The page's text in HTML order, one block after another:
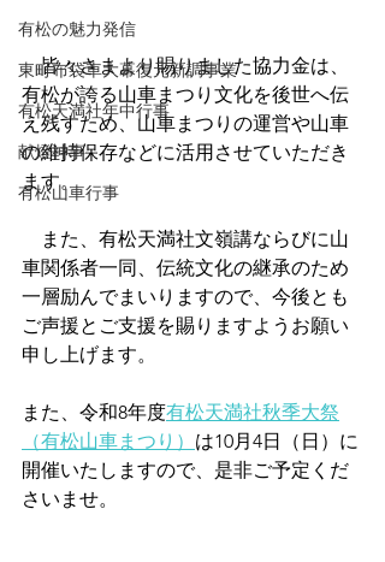
有松の魅力発信
東町布袋車大幕復元新調事業
有松天満社年中行事
献燈神事
有松山車行事
皆々さまより賜りました協力金は、
有松が誇る山車まつり文化を後世へ伝
え残すため、山車まつりの運営や山車
の維持保存などに活用させていただき
ます。
また、有松天満社文嶺講ならびに山
車関係者一同、伝統文化の継承のため
一層励んでまいりますので、今後とも
ご声援とご支援を賜りますようお願い
申し上げます。
また、令和8年度有松天満社秋季大祭
（有松山車まつり） は10月4日（日）に
開催いたしますので、是非ご予定くだ
さいませ。